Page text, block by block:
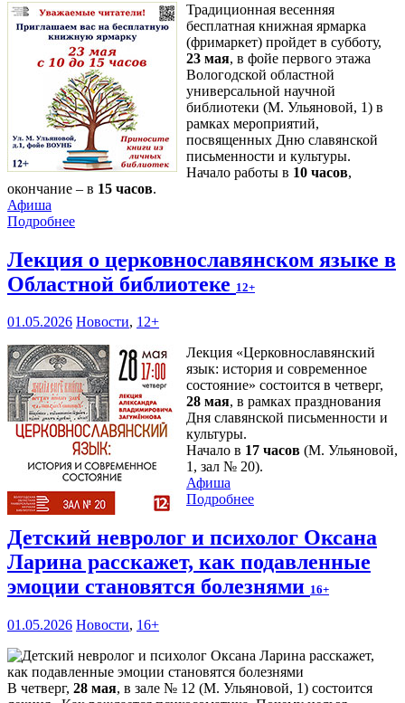
Традиционная весенняя
бесплатная книжная ярмарка
(фримаркет) пройдет в субботу,
23 мая, в фойе первого этажа
Вологодской областной
универсальной научной
библиотеки (М. Ульяновой, 1) в
рамках мероприятий,
посвященных Дню славянской
письменности и культуры.
Начало работы в 10 часов,
окончание – в 15 часов.
Афиша
Подробнее
Лекция о церковнославянском языке в
Областной библиотеке 12+
01.05.2026 Новости, 12+
Лекция «Церковнославянский
язык: история и современное
состояние» состоится в четверг,
28 мая, в рамках празднования
Дня славянской письменности и
культуры.
Начало в 17 часов (М. Ульяновой,
1, зал № 20).
Афиша
Подробнее
Детский невролог и психолог Оксана
Ларина расскажет, как подавленные
эмоции становятся болезнями 16+
01.05.2026 Новости, 16+
В четверг, 28 мая, в зале № 12 (М. Ульяновой, 1) состоится